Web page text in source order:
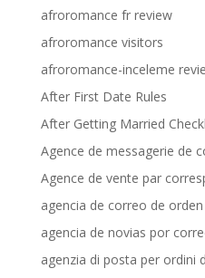
afroromance fr review
afroromance visitors
afroromance-inceleme
After First Date Rules
After Getting Married
Agence de messagerie de
Agence de vente par
agencia de correo de
agencia de novias por
agenzia di posta per ordini